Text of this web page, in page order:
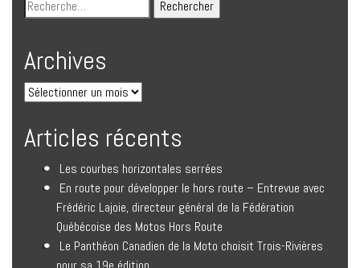
Archives
Articles récents
Les courbes horizontales serrées
En route pour développer le hors route – Entrevue avec
Frédéric Lajoie, directeur général de la Fédération
Québécoise des Motos Hors Route
Le Panthéon Canadien de la Moto choisit Trois-Rivières